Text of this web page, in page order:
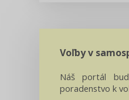
Voľby v
Náš portál
poradenstvo k